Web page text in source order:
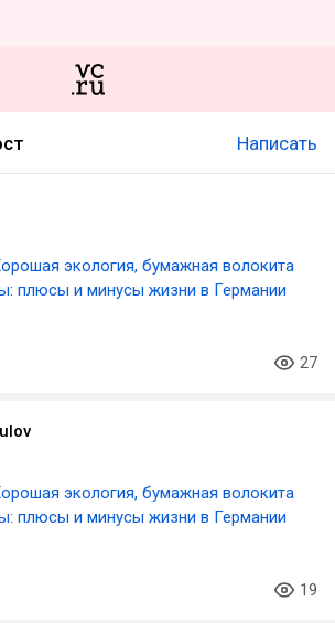
Написать
экология, бумажная волокита
плюсы и минусы жизни в Германии
27
экология, бумажная волокита
плюсы и минусы жизни в Германии
19